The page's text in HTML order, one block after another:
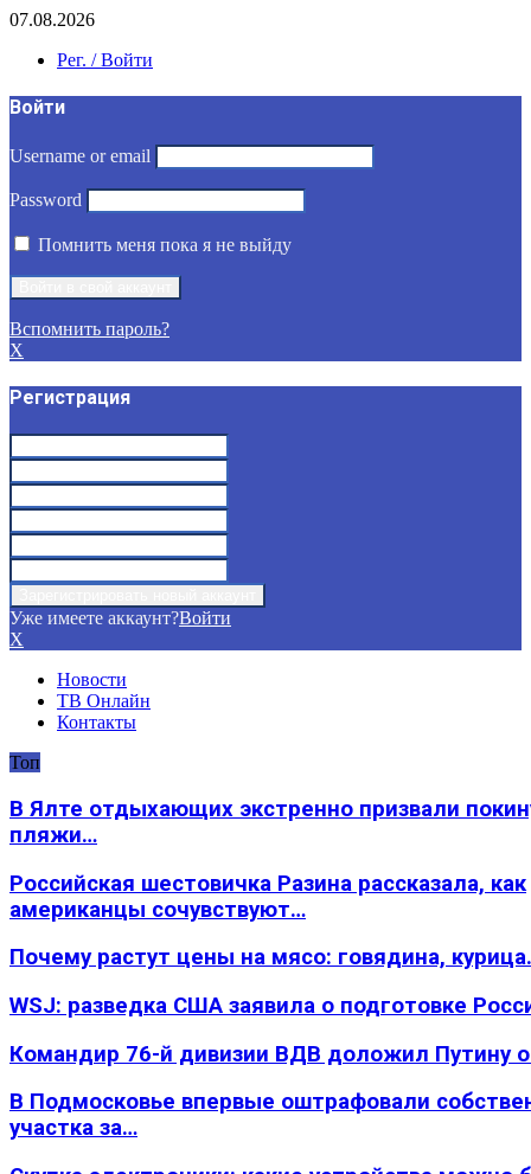
07.08.2026
Рег. / Войти
Войти
Username or email
Password
Помнить меня пока я не выйду
Вспомнить пароль?
X
Регистрация
Уже имеете аккаунт?Войти
X
Новости
ТВ Онлайн
Контакты
Топ
В Ялте отдыхающих экстренно призвали
пляжи…
Российская шестовичка Разина рассказала, как
американцы сочувствуют…
Почему растут цены на мясо: говядина,
WSJ: разведка США заявила о подготовке
Командир 76-й дивизии ВДВ доложил Путину
В Подмосковье впервые оштрафовали
участка за…